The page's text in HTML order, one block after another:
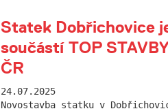
Statek Dobřichovice
součástí TOP STAVBY
ČR
24.07.2025
Novostavba statku v